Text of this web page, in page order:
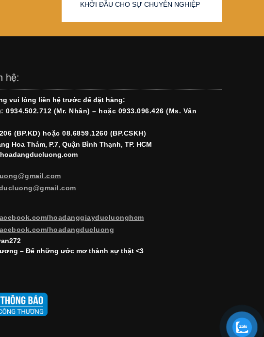
KHỞI ĐẦU CHO SỰ CHUYÊN NGHIỆP
hệ:
vui lòng liên hệ trước để đặt hàng:
0934.502.712 (Mr. Nhân) – hoặc 0933.096.426 (Ms. Vân
(BP.KD) hoặc 08.6859.1260 (BP.CSKH)
Hoa Thám, P.7, Quận Bình Thạnh, TP. HCM
hoadanggiayducluonghcm
hoadangducluong
– Để những ước mơ thành sự thật <3